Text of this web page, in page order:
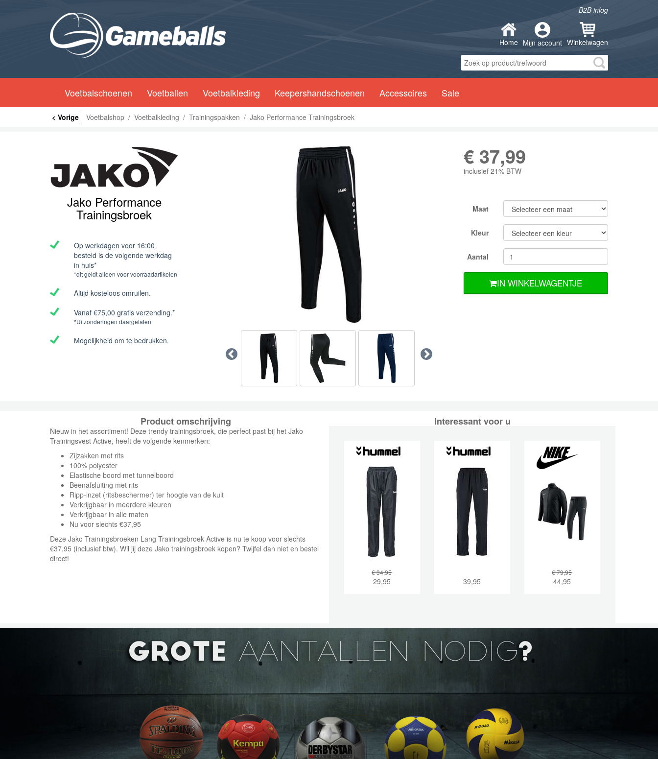
B2B inlog
Home Mijn account Winkelwagen
Voetbalschoenen Voetballen Voetbalkleding Keepershandschoenen Accessoires Sale
< Vorige Voetbalshop / Voetbalkleding / Trainingspakken / Jako Performance Trainingsbroek
Jako Performance
Trainingsbroek
Op werkdagen voor 16:00
besteld is de volgende werkdag
in huis*
*dit geldt alleen voor voorraadartikelen
Altijd kosteloos omruilen.
Vanaf €75,00 gratis verzending.*
*Uitzonderingen daargelaten
Mogelijkheid om te bedrukken.
€ 37,99
inclusief 21% BTW
Maat
Kleur
Aantal
IN WINKELWAGENTJE
Product omschrijving
Nieuw in het assortiment! Deze trendy trainingsbroek, die perfect past bij het Jako
Trainingsvest Active, heeft de volgende kenmerken:
Zijzakken met rits
100% polyester
Elastische boord met tunnelboord
Beenafsluiting met rits
Ripp-inzet (ritsbeschermer) ter hoogte van de kuit
Verkrijgbaar in meerdere kleuren
Verkrijgbaar in alle maten
Nu voor slechts €37,95
Deze Jako Trainingsbroeken Lang Trainingsbroek Active is nu te koop voor slechts
€37,95 (inclusief btw). Wil jij deze Jako trainingsbroek kopen? Twijfel dan niet en bestel
direct!
Interessant voor u
€ 34,95
29,95 39,95
€ 79,95
44,95